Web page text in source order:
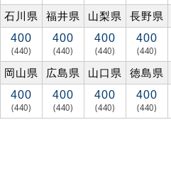
石川県 福井県 山梨県 長野県
400
(440)
400
(440)
400
(440)
400
(440)
岡山県 広島県 山口県 徳島県
400
(440)
400
(440)
400
(440)
400
(440)